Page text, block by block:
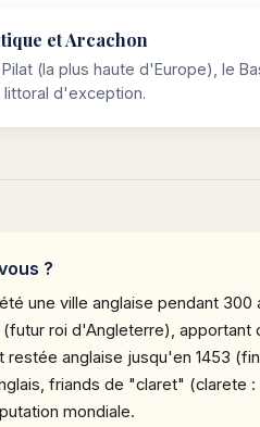
et Arcachon
(la plus haute d'Europe), le
littoral d'exception.
?
une ville anglaise pendant 300
(futur roi d'Angleterre),
restée anglaise jusqu'en 1453
friands de "claret" (clarete
mondiale.